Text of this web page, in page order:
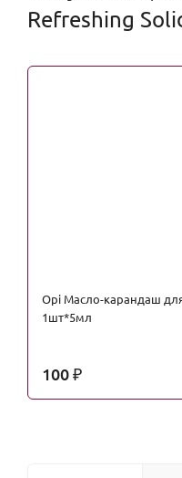
Refreshing
Opi Масло-карандаш
1шт*5мл
100 ₽